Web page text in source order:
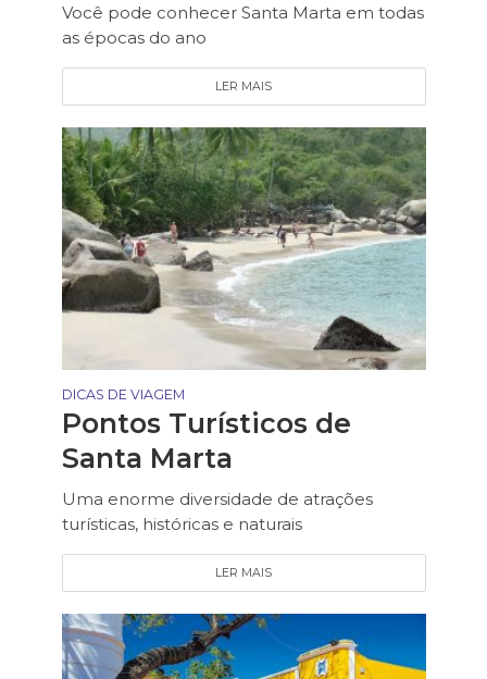
Você pode conhecer Santa Marta em todas
as épocas do ano
LER MAIS
DICAS DE VIAGEM
Pontos Turísticos de
Santa Marta
Uma enorme diversidade de atrações
turísticas, históricas e naturais
LER MAIS